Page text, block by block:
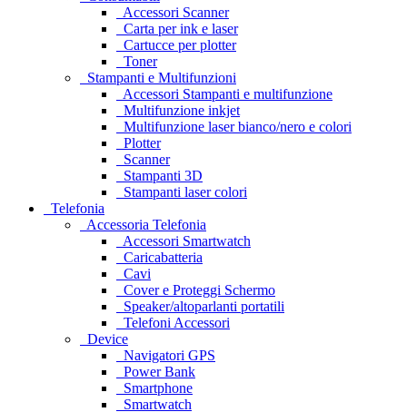
Accessori Scanner
Carta per ink e laser
Cartucce per plotter
Toner
Stampanti e Multifunzioni
Accessori Stampanti e multifunzione
Multifunzione inkjet
Multifunzione laser bianco/nero e colori
Plotter
Scanner
Stampanti 3D
Stampanti laser colori
Telefonia
Accessoria Telefonia
Accessori Smartwatch
Caricabatteria
Cavi
Cover e Proteggi Schermo
Speaker/altoparlanti portatili
Telefoni Accessori
Device
Navigatori GPS
Power Bank
Smartphone
Smartwatch